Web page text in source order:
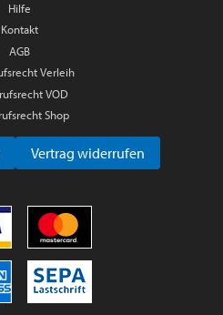
Hilfe
Kontakt
AGB
Verleih
VOD
Shop
Vertrag widerrufen